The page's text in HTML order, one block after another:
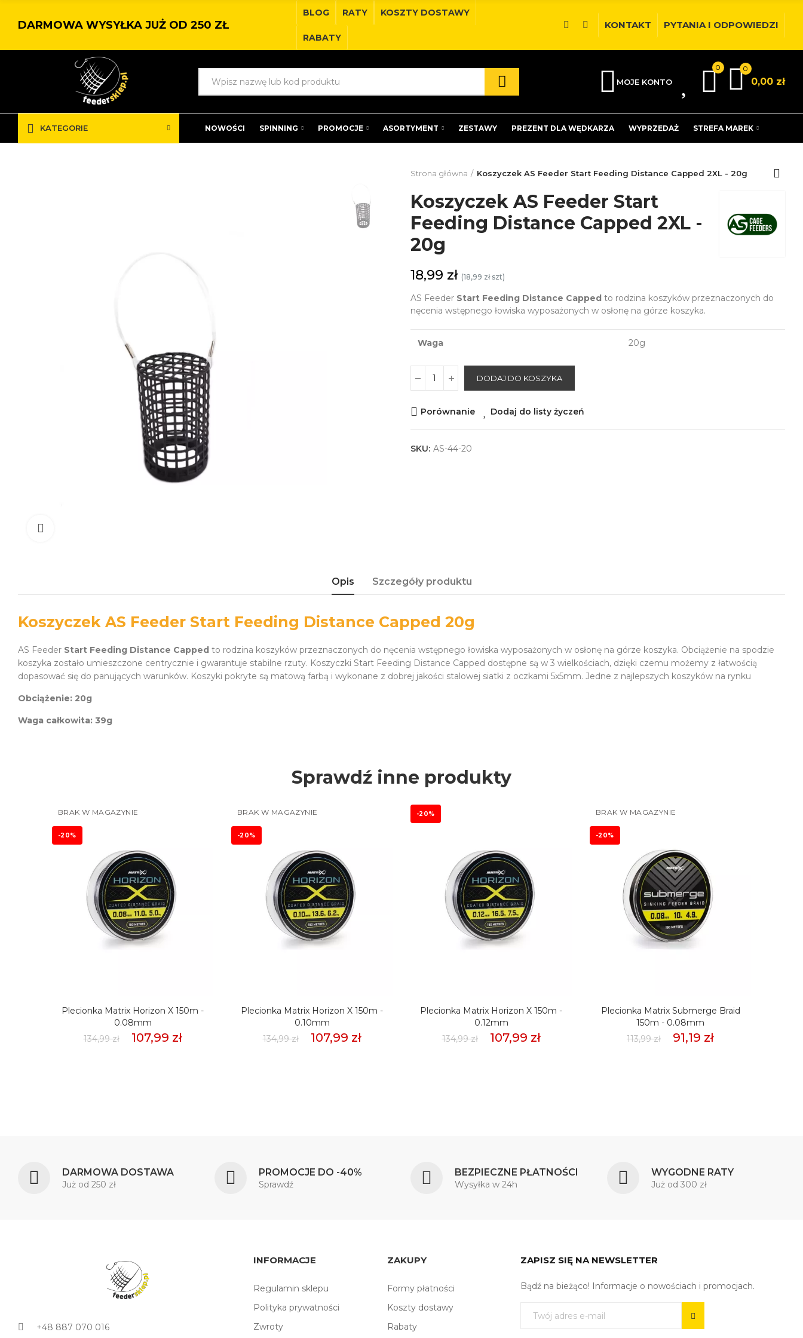
DARMOWA WYSYŁKA JUŻ OD 250 ZŁ
BLOG RATY KOSZTY DOSTAWY
RABATY
KONTAKT PYTANIA I ODPOWIEDZI
MOJE KONTO
0 0
0,00 zł
KATEGORIE NOWOŚCI SPINNING PROMOCJE ASORTYMENT ZESTAWY PREZENT DLA WĘDKARZA WYPRZEDAŻ STREFA MAREK
Strona główna Koszyczek AS Feeder Start Feeding Distance Capped 2XL - 20g
Koszyczek AS Feeder Start
Feeding Distance Capped 2XL -
20g
18,99 zł (18,99 zł szt)
AS Feeder Start Feeding Distance Capped to rodzina koszyków przeznaczonych do
nęcenia wstępnego łowiska wyposażonych w osłonę na górze koszyka.
Waga 20g
DODAJ DO KOSZYKA
Porównanie Dodaj do listy życzeń
SKU: AS-44-20
Opis Szczegóły produktu
Koszyczek AS Feeder Start Feeding Distance Capped 20g
AS Feeder Start Feeding Distance Capped to rodzina koszyków przeznaczonych do nęcenia wstępnego łowiska wyposażonych w osłonę na górze koszyka. Obciążenie na spodzie
koszyka zostało umieszczone centrycznie i gwarantuje stabilne rzuty. Koszyczki Start Feeding Distance Capped dostępne są w 3 wielkościach, dzięki czemu możemy z łatwością
dopasować się do panujących warunków. Koszyki pokryte są matową farbą i wykonane z dobrej jakości stalowej siatki z oczkami 5x5mm. Jedne z najlepszych koszyków na rynku
Obciążenie: 20g
Waga całkowita: 39g
Sprawdź inne produkty
BRAK W MAGAZYNIE
-20%
Plecionka Matrix Horizon X 150m -
0.08mm
134,99 zł
107,99 zł
BRAK W MAGAZYNIE
-20%
Plecionka Matrix Horizon X 150m -
0.10mm
134,99 zł
107,99 zł
-20%
Plecionka Matrix Horizon X 150m -
0.12mm
134,99 zł
107,99 zł
BRAK W MAGAZYNIE
-20%
Plecionka Matrix Submerge Braid
150m - 0.08mm
113,99 zł
91,19 zł
DARMOWA DOSTAWA
Już od 250 zł
PROMOCJE DO -40%
Sprawdź
BEZPIECZNE PŁATNOŚCI
Wysyłka w 24h
WYGODNE RATY
Już od 300 zł
+48 887 070 016
INFORMACJE
Regulamin sklepu
Polityka prywatności
Zwroty
ZAKUPY
Formy płatności
Koszty dostawy
Rabaty
ZAPISZ SIĘ NA NEWSLETTER
Bądź na bieżąco! Informacje o nowościach i promocjach.